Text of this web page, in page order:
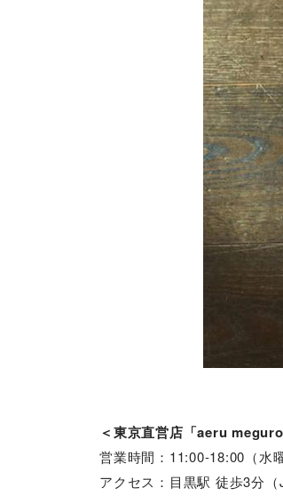
＜東京直営店「aeru
営業時間：11:00-18:00（水
アクセス：目黒駅 徒歩3分